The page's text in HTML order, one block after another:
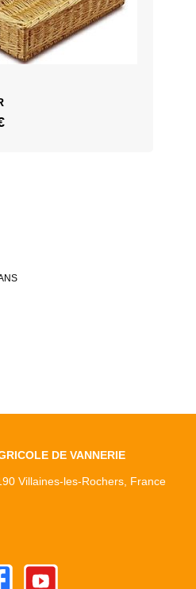
DE VANNERIE
Villaines-les-Rochers, France
Youtube